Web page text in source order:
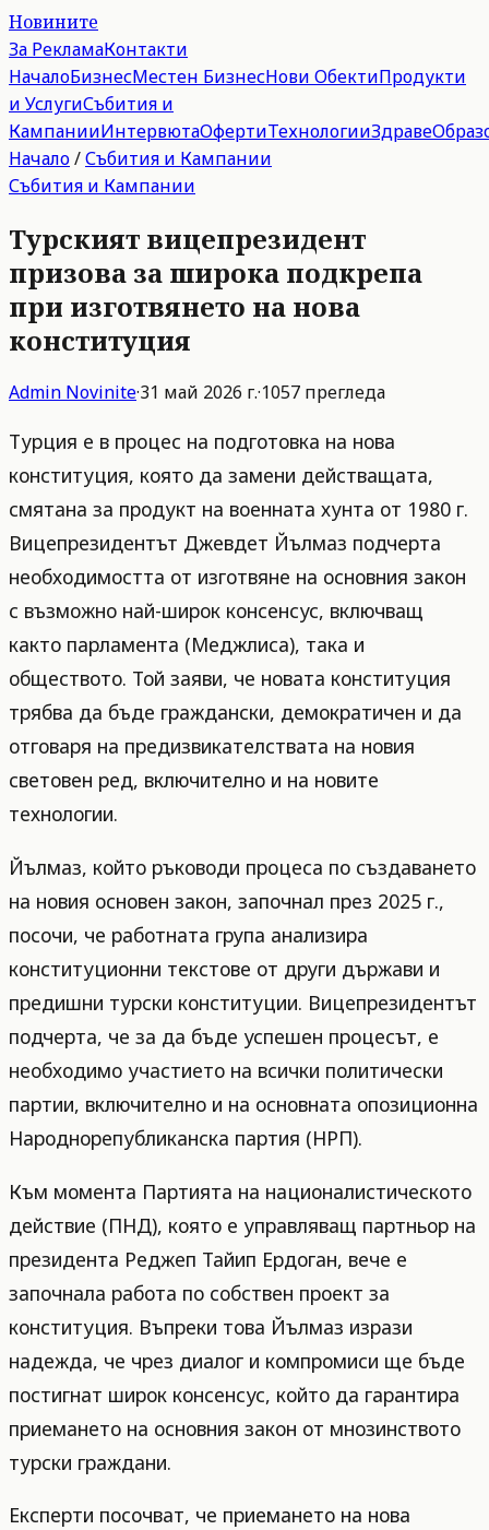
Новините
За РекламаКонтакти
НачалоБизнесМестен БизнесНови ОбектиПродукти
и УслугиСъбития и
КампанииИнтервютаОфертиТехнологииЗдраве
Начало/Събития и Кампании
Събития и Кампании
Турският вицепрезидент
призова за широка подкрепа
при изготвянето на нова
конституция
Admin Novinite·31 май 2026 г.·1057 прегледа
Турция е в процес на подготовка на нова
конституция, която да замени действащата,
смятана за продукт на военната хунта от 1980 г.
Вицепрезидентът Джевдет Йълмаз подчерта
необходимостта от изготвяне на основния закон
с възможно най-широк консенсус, включващ
както парламента (Меджлиса), така и
обществото. Той заяви, че новата конституция
трябва да бъде граждански, демократичен и да
отговаря на предизвикателствата на новия
световен ред, включително и на новите
технологии.
Йълмаз, който ръководи процеса по създаването
на новия основен закон, започнал през 2025 г.,
посочи, че работната група анализира
конституционни текстове от други държави и
предишни турски конституции. Вицепрезидентът
подчерта, че за да бъде успешен процесът, е
необходимо участието на всички политически
партии, включително и на основната опозиционна
Народнорепубликанска партия (НРП).
Към момента Партията на националистическото
действие (ПНД), която е управляващ партньор на
президента Реджеп Тайип Ердоган, вече е
започнала работа по собствен проект за
конституция. Въпреки това Йълмаз изрази
надежда, че чрез диалог и компромиси ще бъде
постигнат широк консенсус, който да гарантира
приемането на основния закон от мнозинството
турски граждани.
Експерти посочват, че приемането на нова